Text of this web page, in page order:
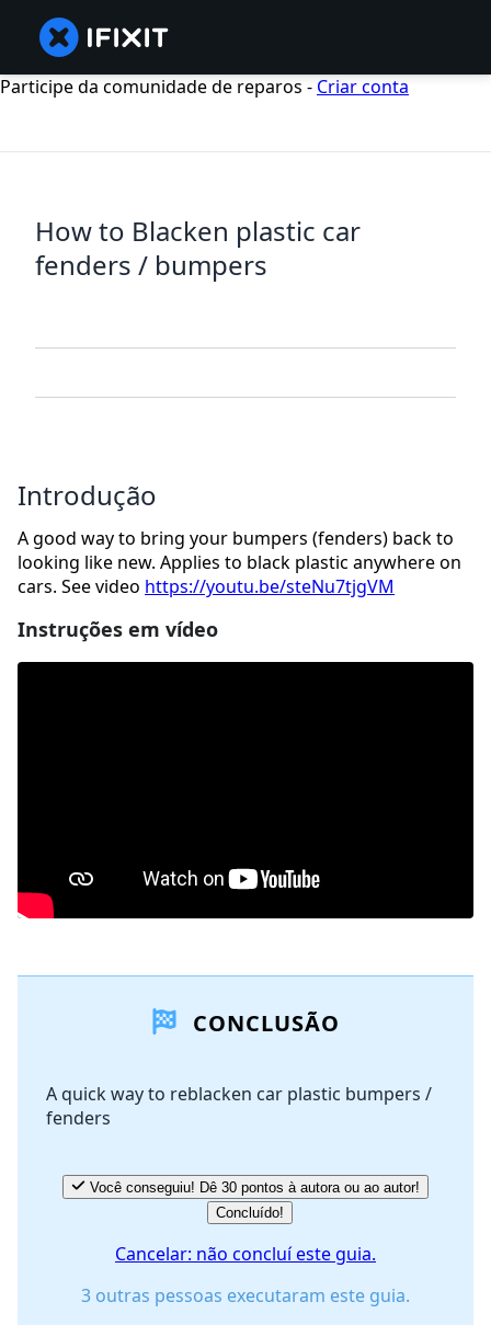
Participe da comunidade de reparos - Criar conta
How to Blacken plastic car
fenders / bumpers
Introdução
A good way to bring your bumpers (fenders) back to
looking like new. Applies to black plastic anywhere on
cars. See video https://youtu.be/steNu7tjgVM
Instruções em vídeo
CONCLUSÃO
A quick way to reblacken car plastic bumpers /
fenders
Você conseguiu! Dê 30 pontos à autora ou ao autor!
Concluído!
Cancelar: não concluí este guia.
3 outras pessoas executaram este guia.